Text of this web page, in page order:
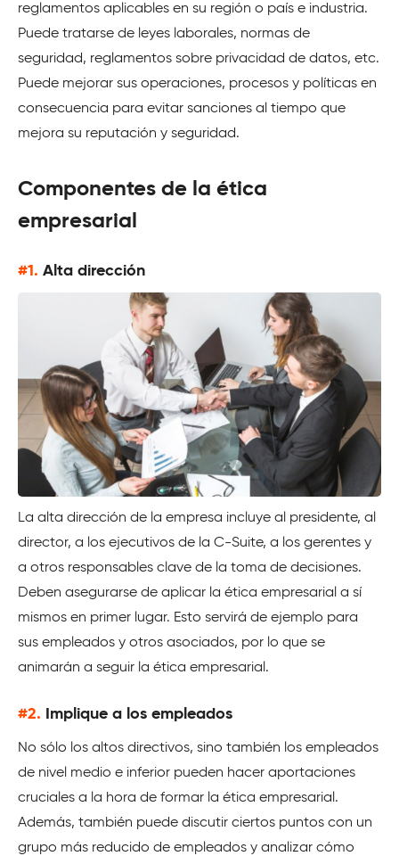
reglamentos aplicables en su región o país e industria.
Puede tratarse de leyes laborales, normas de
seguridad, reglamentos sobre privacidad de datos, etc.
Puede mejorar sus operaciones, procesos y políticas en
consecuencia para evitar sanciones al tiempo que
mejora su reputación y seguridad.
Componentes de la ética
empresarial
#1. Alta dirección
La alta dirección de la empresa incluye al presidente, al
director, a los ejecutivos de la C-Suite, a los gerentes y
a otros responsables clave de la toma de decisiones.
Deben asegurarse de aplicar la ética empresarial a sí
mismos en primer lugar. Esto servirá de ejemplo para
sus empleados y otros asociados, por lo que se
animarán a seguir la ética empresarial.
#2. Implique a los empleados
No sólo los altos directivos, sino también los empleados
de nivel medio e inferior pueden hacer aportaciones
cruciales a la hora de formar la ética empresarial.
Además, también puede discutir ciertos puntos con un
grupo más reducido de empleados y analizar cómo